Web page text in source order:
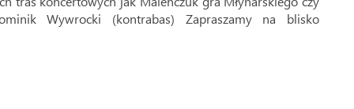
Wywrocki (kontrabas) Zapraszamy na blisko